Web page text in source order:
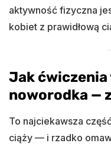
aktywność fizyczna
kobiet z prawidłową
Jak ćwiczenia
noworodka —
To najciekawsza
ciąży — i rzadko